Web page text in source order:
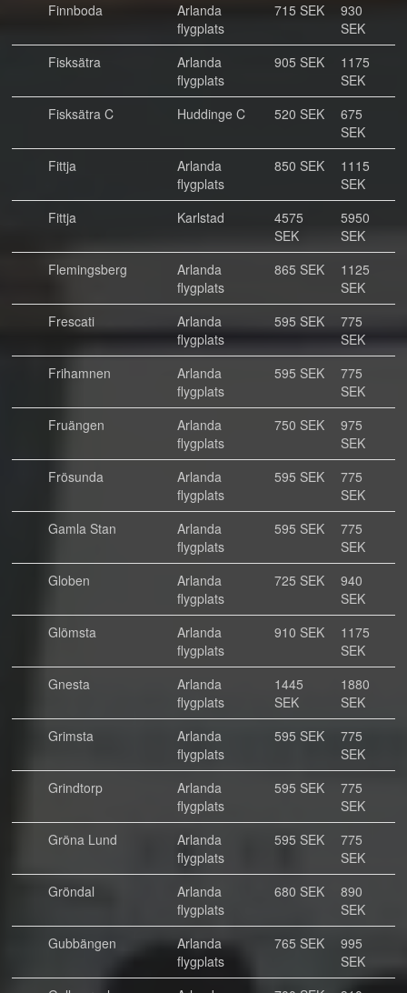
Finnboda
Arlanda
flygplats
715 SEK
930
SEK
Fisksätra
Arlanda
flygplats
905 SEK
1175
SEK
Fisksätra C
Huddinge C 520 SEK
675
SEK
Fittja
Arlanda
flygplats
850 SEK
1115
SEK
Fittja
Karlstad
4575
SEK
5950
SEK
Flemingsberg
Arlanda
flygplats
865 SEK
1125
SEK
Frescati
Arlanda
flygplats
595 SEK
775
SEK
Frihamnen
Arlanda
flygplats
595 SEK
775
SEK
Fruängen
Arlanda
flygplats
750 SEK
975
SEK
Frösunda
Arlanda
flygplats
595 SEK
775
SEK
Gamla Stan
Arlanda
flygplats
595 SEK
775
SEK
Globen
Arlanda
flygplats
725 SEK
940
SEK
Glömsta
Arlanda
flygplats
910 SEK
1175
SEK
Gnesta
Arlanda
flygplats
1445
SEK
1880
SEK
Grimsta
Arlanda
flygplats
595 SEK
775
SEK
Grindtorp
Arlanda
flygplats
595 SEK
775
SEK
Gröna Lund
Arlanda
flygplats
595 SEK
775
SEK
Gröndal
Arlanda
flygplats
680 SEK
890
SEK
Gubbängen
Arlanda
flygplats
765 SEK
995
SEK